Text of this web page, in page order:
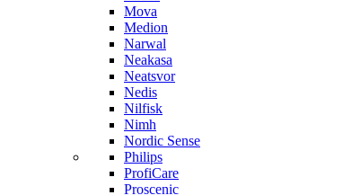
Mova
Medion
Narwal
Neakasa
Neatsvor
Nedis
Nilfisk
Nimh
Nordic Sense
Philips
ProfiCare
Proscenic